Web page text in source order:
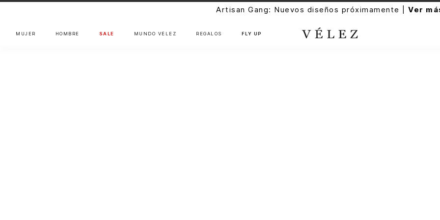
Artisan Gang: Nuevos diseños próximamente |Ver
MUJER HOMBRE SALE MUNDO VÉLEZ REGALOS FLY UP